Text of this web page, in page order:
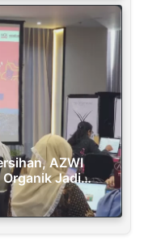
AZWI
Jadi